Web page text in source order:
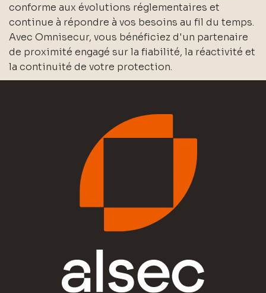
conforme aux évolutions réglementaires et
continue à répondre à vos besoins au fil du temps.
Avec Omnisecur, vous bénéficiez d'un partenaire
de proximité engagé sur la fiabilité, la réactivité et
la continuité de votre protection.